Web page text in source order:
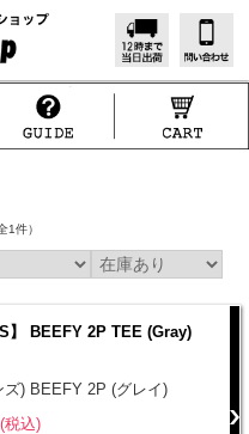
1件）
】 BEEFY 2P TEE (Gray)
ズ) BEEFY 2P (グレイ)
税込)